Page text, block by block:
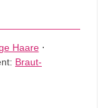
Haare⋅
Braut-